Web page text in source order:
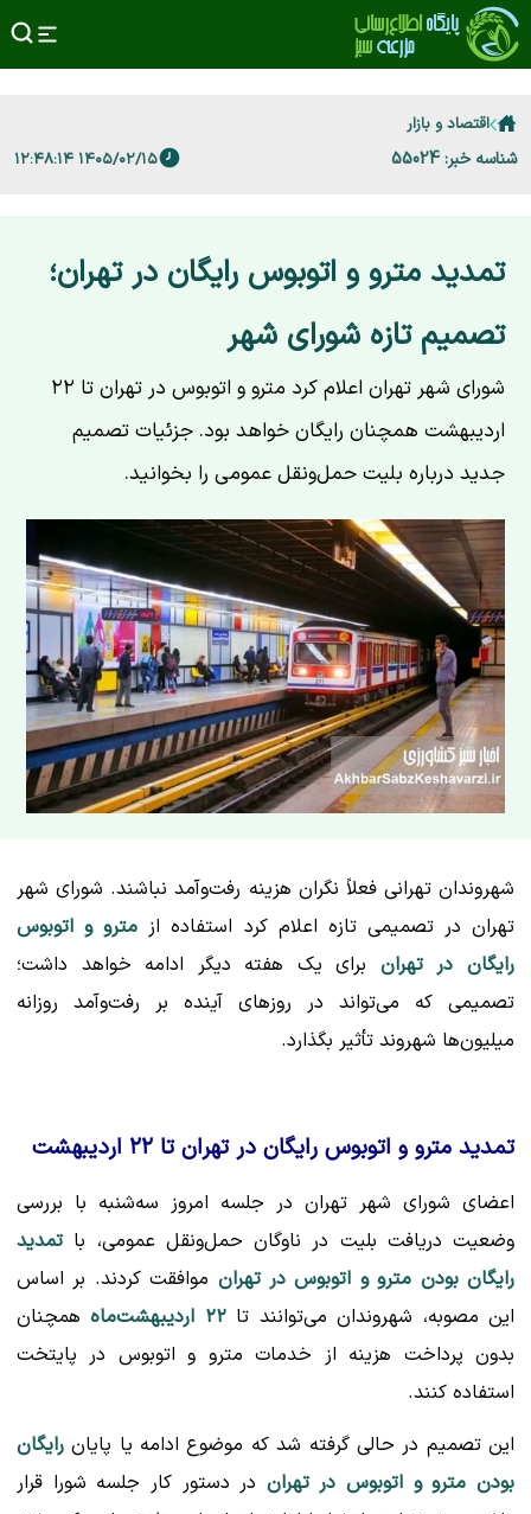
اقتصاد و بازار
شناسه خبر: 55024 ۱۴۰۵/۰۲/۱۵ ۱۲:۴۸:۱۴
تمدید مترو و اتوبوس رایگان در تهران؛
تصمیم تازه شورای شهر
شورای شهر تهران اعلام کرد مترو و اتوبوس در تهران تا ۲۲
اردیبهشت همچنان رایگان خواهد بود. جزئیات تصمیم
جدید درباره بلیت حمل‌ونقل عمومی را بخوانید.
شهروندان تهرانی فعلاً نگران هزینه رفت‌وآمد نباشند. شورای شهر
تهران در تصمیمی تازه اعلام کرد استفاده از مترو و اتوبوس
رایگان در تهران برای یک هفته دیگر ادامه خواهد داشت؛
تصمیمی که می‌تواند در روزهای آینده بر رفت‌وآمد روزانه
میلیون‌ها شهروند تأثیر بگذارد.
تمدید مترو و اتوبوس رایگان در تهران تا ۲۲ اردیبهشت
اعضای شورای شهر تهران در جلسه امروز سه‌شنبه با بررسی
وضعیت دریافت بلیت در ناوگان حمل‌ونقل عمومی، باتمدید
رایگان بودن مترو و اتوبوس در تهران موافقت کردند. بر اساس
این مصوبه، شهروندان می‌توانند تا۲۲ اردیبهشت‌ماه
همچنان
بدون پرداخت هزینه از خدمات مترو و اتوبوس در پایتخت
استفاده کنند.
این تصمیم در حالی گرفته شد که موضوع ادامه یا پایان رایگان
بودن مترو و اتوبوس در تهران در دستور کار جلسه شورا قرار